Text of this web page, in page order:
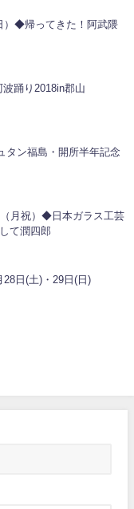
）◆帰ってきた！阿武隈
踊り2018in郡山
タン福島・開所半年記念
月祝）◆日本ガラス工芸
て潤四郎
日(土)・29日(日)